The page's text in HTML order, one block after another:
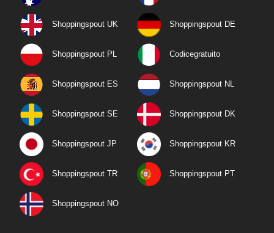
Shoppingspout UK Shoppingspout DE
Shoppingspout PL Codicegratuito
Shoppingspout ES Shoppingspout NL
Shoppingspout SE Shoppingspout DK
Shoppingspout JP Shoppingspout KR
Shoppingspout TR Shoppingspout PT
Shoppingspout NO